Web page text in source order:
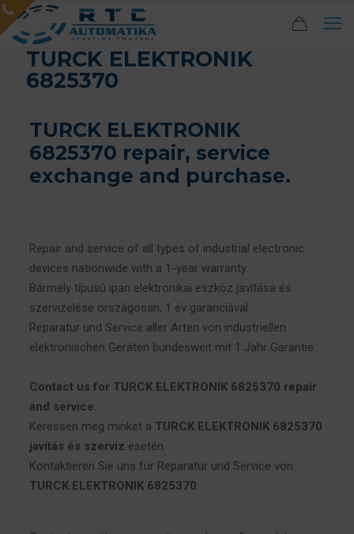
TURCK ELEKTRONIK
6825370
TURCK ELEKTRONIK
6825370 repair, service
exchange and purchase.
Repair and service of all types of industrial electronic
devices nationwide with a 1-year warranty.
Bármely típusú ipari elektronikai eszköz javítása és
szervizelése országosan, 1 év garanciával.
Reparatur und Service aller Arten von industriellen
elektronischen Geräten bundesweit mit 1 Jahr Garantie.
Contact us for TURCK ELEKTRONIK 6825370 repair
and service.
Keressen meg minket a TURCK ELEKTRONIK 6825370
javítás és szerviz esetén.
Kontaktieren Sie uns für Reparatur und Service von
TURCK ELEKTRONIK 6825370.